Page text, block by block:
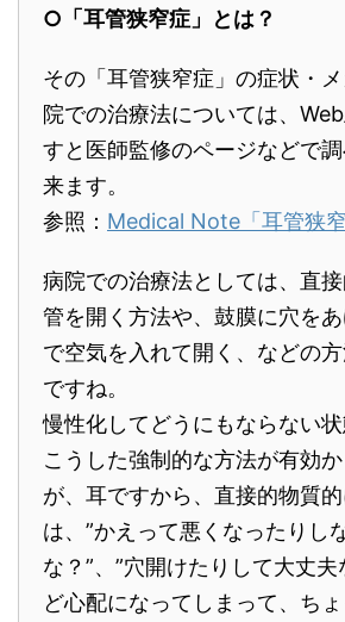
○「耳管狭窄症」とは？
その「耳管狭窄症」の症状・
院での治療法については、
すと医師監修のページなどで
来ます。
参照： Medical Note「耳管狭窄
病院での治療法としては、 直
管を開く方法や、鼓膜に穴を
で空気を入れて開く、などの
ですね。
慢性化してどうにもならない状
こうした強制的な方法が有効
が、耳ですから、直接的物質
は、”かえって悪くなったりし
な？”、”穴開けたりして大丈夫
ど心配になってしまって、ち